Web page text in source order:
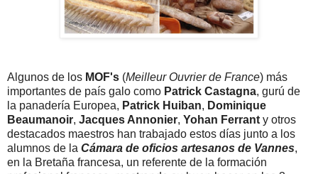
Algunos de los MOF's (Meilleur Ouvrier de France) más
importantes de país galo como Patrick Castagna, gurú de
la panadería Europea, Patrick Huiban, Dominique
Beaumanoir, Jacques Annonier, Yohan Ferrant y otros
destacados maestros han trabajado estos días junto a los
alumnos de la Cámara de oficios artesanos de Vannes,
en la Bretaña francesa, un referente de la formación